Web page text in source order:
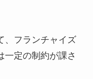
、フランチャイズ
一定の制約が課さ